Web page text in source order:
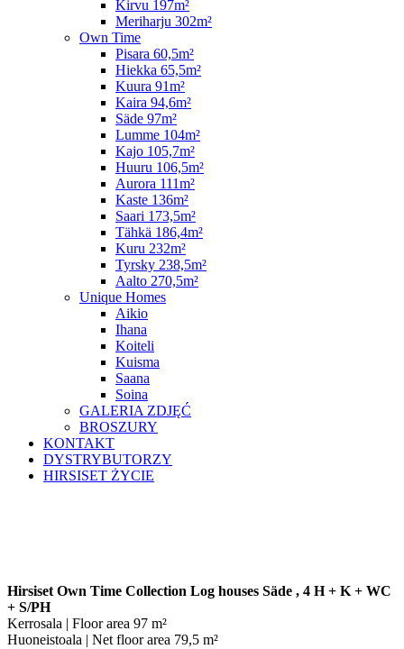
Kirvu 197m²
Meriharju 302m²
Own Time
Pisara 60,5m²
Hiekka 65,5m²
Kuura 91m²
Kaira 94,6m²
Säde 97m²
Lumme 104m²
Kajo 105,7m²
Huuru 106,5m²
Aurora 111m²
Kaste 136m²
Saari 173,5m²
Tähkä 186,4m²
Kuru 232m²
Tyrsky 238,5m²
Aalto 270,5m²
Unique Homes
Aikio
Ihana
Koiteli
Kuisma
Saana
Soina
GALERIA ZDJĘĆ
BROSZURY
KONTAKT
DYSTRYBUTORZY
HIRSISET ŻYCIE
Hirsiset Own Time Collection Log houses Säde , 4 H + K + WC
+ S/PH
Kerrosala | Floor area 97 m²
Huoneistoala | Net floor area 79,5 m²